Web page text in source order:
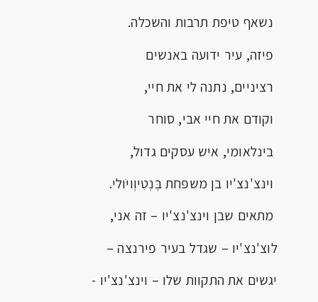
נשאף טיפת תרבות והשכלה.
פיזה, עיר ידועה באנשים
רציניים, נתנה לי את חיי,
וקודם את חיי אבי, סוחר
בינלאומי, איש עסקים גדול,
וינצ'נצ'יו בן משפחת בֶּנְטִיוְויֹולי.
מתאים שבן וינצ'נצ'יו – זה אני,
לוצ'נצ'יו – שגדל בעיר פירנצה –
יגשים את התקוות שלו – וינצ'נצ'יו -